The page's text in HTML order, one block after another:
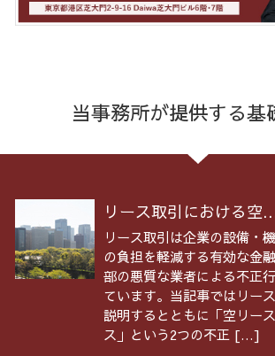
当事務所が提供する基
リース取引における空
リース取引は企業の設備・
の負担を軽減する有効な金
部の悪質な業者による不正
ています。当記事ではリー
説明するとともに「空リー
ス」という2つの不正 […]